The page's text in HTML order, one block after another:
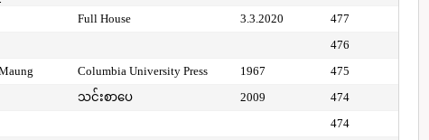
Full House 3.3.2020
477
476
Columbia University Press 1967
475
သင်းစာပေ 2009
474
474